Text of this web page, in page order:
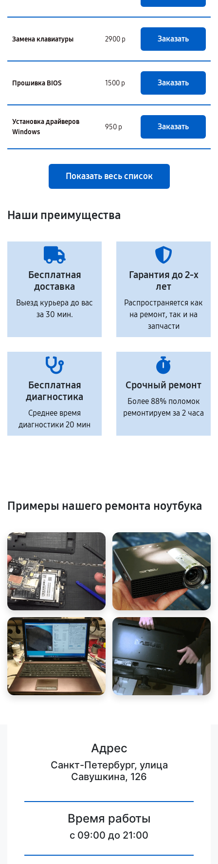
Замена клавиатуры 2900 р Заказать
Прошивка BIOS 1500 р Заказать
Установка драйверов
Windows
950 р Заказать
Показать весь список
Наши преимущества
Бесплатная
доставка
Выезд курьера до вас
за 30 мин.
Гарантия до 2-х
лет
Распространяется как
на ремонт, так и на
запчасти
Бесплатная
диагностика
Среднее время
диагностики 20 мин
Срочный ремонт
Более 88% поломок
ремонтируем за 2 часа
Примеры нашего ремонта ноутбука
Адрес
Санкт-Петербург, улица
Савушкина, 126
Время работы
c 09:00 до 21:00